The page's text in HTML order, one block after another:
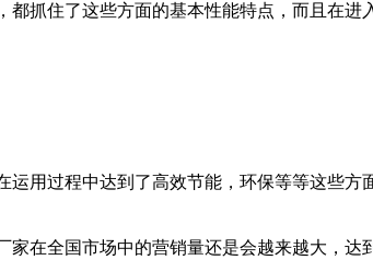
抓住了这些方面的基本性能特点，而且在进
运用过程中达到了高效节能，环保等等这些
家在全国市场中的营销量还是会越来越大，